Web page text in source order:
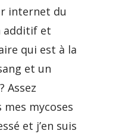
internet du
additif et
qui est à la
et un
Assez
mycoses
et j’en suis